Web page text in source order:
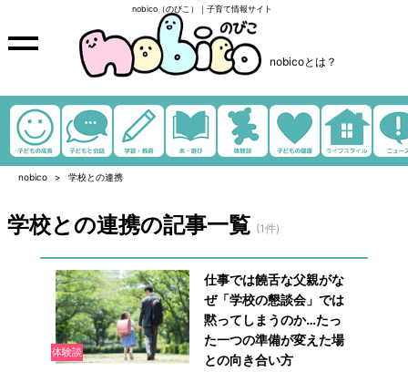
nobico（のびこ）｜子育て情報サイト
nobicoとは？
nobico 学校との連携
学校との連携の記事一覧 (1件)
体験談
仕事では饒舌な父親がな
ぜ「学校の懇談会」では
黙ってしまうのか…たっ
た一つの準備が変えた場
との向き合い方